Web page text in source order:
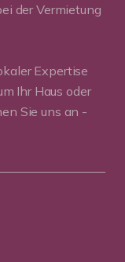
der Vermietung
Expertise
Ihr Haus oder
Sie uns an -